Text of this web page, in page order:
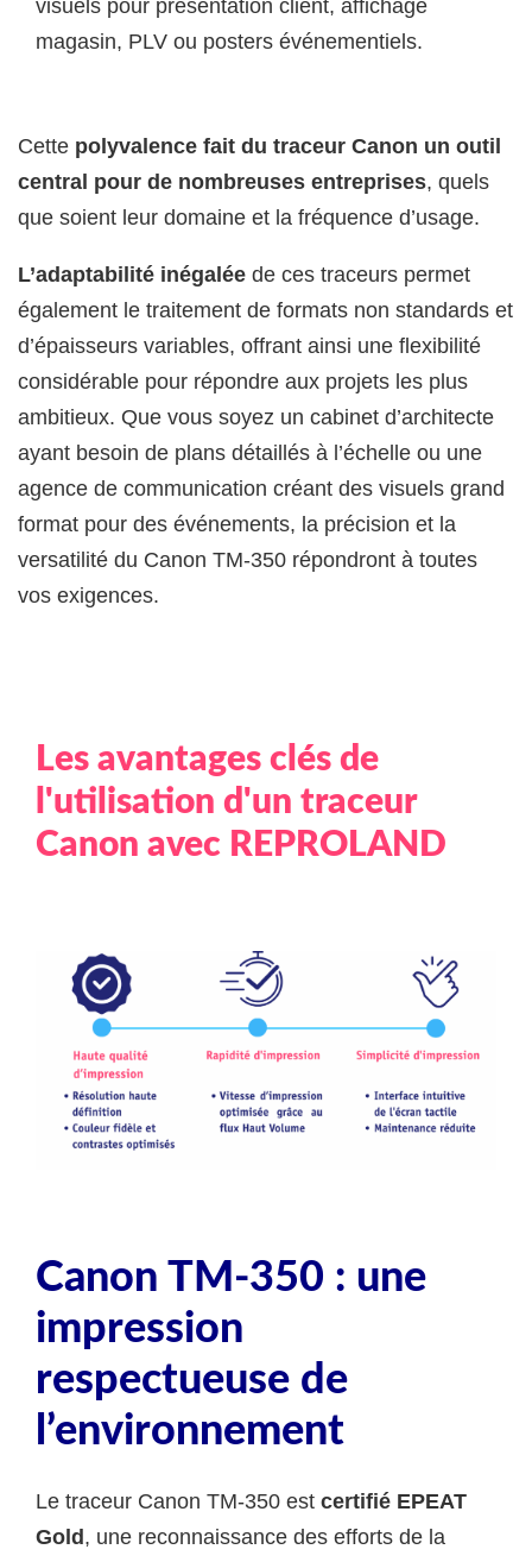
visuels pour présentation client, affichage
magasin, PLV ou posters événementiels.
Cette polyvalence fait du traceur Canon un outil
central pour de nombreuses entreprises, quels
que soient leur domaine et la fréquence d’usage.
L’adaptabilité inégalée de ces traceurs permet
également le traitement de formats non standards et
d’épaisseurs variables, offrant ainsi une flexibilité
considérable pour répondre aux projets les plus
ambitieux. Que vous soyez un cabinet d’architecte
ayant besoin de plans détaillés à l’échelle ou une
agence de communication créant des visuels grand
format pour des événements, la précision et la
versatilité du Canon TM-350 répondront à toutes
vos exigences.
Les avantages clés de
l'utilisation d'un traceur
Canon avec REPROLAND
Canon TM-350 : une
impression
respectueuse de
l’environnement
Le traceur Canon TM-350 est certifié EPEAT
Gold, une reconnaissance des efforts de la